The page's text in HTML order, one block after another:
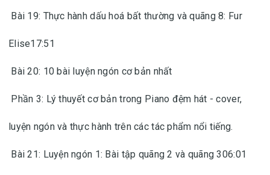
Bài 19: Thực hành dấu hoá bất thường và quãng 8: Fur
Elise17:51
Bài 20: 10 bài luyện ngón cơ bản nhất
Phần 3: Lý thuyết cơ bản trong Piano đệm hát - cover,
luyện ngón và thực hành trên các tác phẩm nổi tiếng.
Bài 21: Luyện ngón 1: Bài tập quãng 2 và quãng 306:01